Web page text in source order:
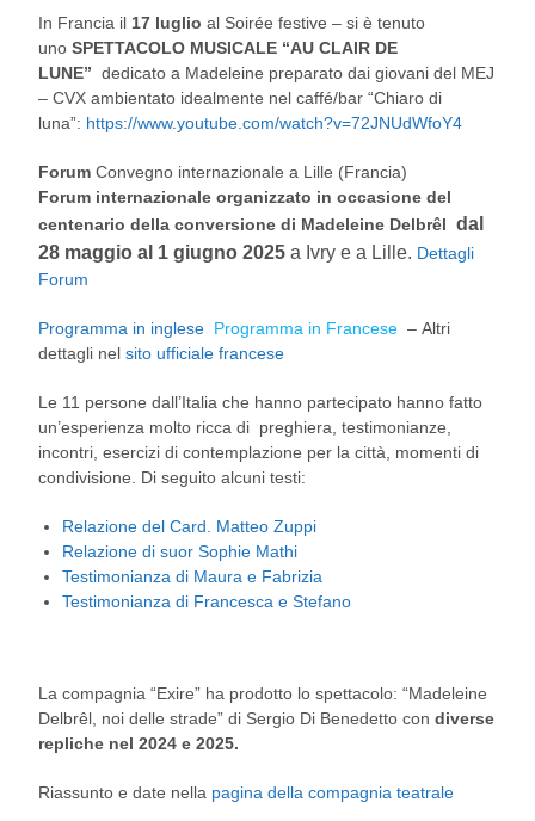
In Francia il 17 luglio al Soirée festive – si è tenuto
unoSPETTACOLO MUSICALE “AU CLAIR DE
LUNE”dedicato a Madeleine preparato dai giovani del MEJ
– CVX ambientato idealmente nel caffé/bar “Chiaro di
luna”: https://www.youtube.com/watch?v=72JNUdWfoY4
Forum Convegno internazionale a Lille (Francia)
Forum internazionale organizzato in occasione del
centenario della conversione di Madeleine Delbrêl dal
28 maggio al 1 giugno 2025 a Ivry e a Lille. Dettagli
Forum
Programma in inglese Programma in Francese – Altri
dettagli nelsito ufficiale francese
Le 11 persone dall’Italia che hanno partecipato hanno fatto
un’esperienza molto ricca di preghiera, testimonianze,
incontri, esercizi di contemplazione per la città, momenti di
condivisione. Di seguito alcuni testi:
Relazione del Card. Matteo Zuppi
Relazione di suor Sophie Mathi
Testimonianza di Maura e Fabrizia
Testimonianza di Francesca e Stefano
La compagnia “Exire” ha prodotto lo spettacolo: “Madeleine
Delbrêl, noi delle strade” di Sergio Di Benedetto condiverse
repliche nel 2024 e 2025.
Riassunto e date nella pagina della compagnia teatrale